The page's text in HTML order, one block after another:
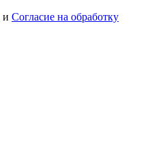
и Согласие на обработку